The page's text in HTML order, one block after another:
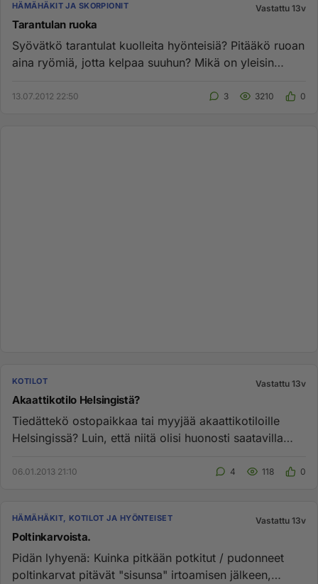
HÄMÄHÄKIT JA SKORPIONIT Vastattu 13v
Tarantulan ruoka
Syövätkö tarantulat kuolleita hyönteisiä? Pitääkö ruoan
aina ryömiä, jotta kelpaa suuhun? Mikä on yleisin
13.07.2012 22:50 3 3210 0
KOTILOT Vastattu 13v
Akaattikotilo Helsingistä?
Tiedättekö ostopaikkaa tai myyjää akaattikotiloille
Helsingissä? Luin, että niitä olisi huonosti saatavilla
06.01.2013 21:10 4 118 0
HÄMÄHÄKIT, KOTILOT JA HYÖNTEISET Vastattu 13v
Poltinkarvoista.
Pidän lyhyenä: Kuinka pitkään potkitut / pudonneet
poltinkarvat pitävät "sisunsa" irtoamisen jälkeen,